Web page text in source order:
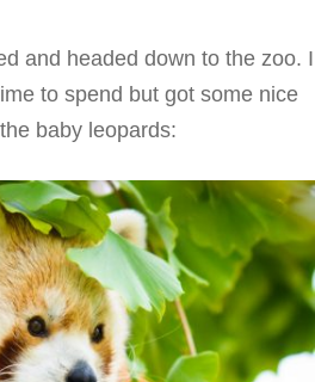
and headed down to the zoo. I
to spend but got some nice
baby leopards: